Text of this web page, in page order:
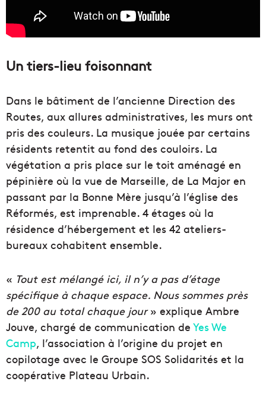
Un tiers-lieu foisonnant
Dans le bâtiment de l’ancienne Direction des
Routes, aux allures administratives, les murs ont
pris des couleurs. La musique jouée par certains
résidents retentit au fond des couloirs. La
végétation a pris place sur le toit aménagé en
pépinière où la vue de Marseille, de La Major en
passant par la Bonne Mère jusqu’à l’église des
Réformés, est imprenable. 4 étages où la
résidence d’hébergement et les 42 ateliers-
bureaux cohabitent ensemble.
« Tout est mélangé ici, il n’y a pas d’étage
spécifique à chaque espace. Nous sommes près
de 200 au total chaque jour» explique Ambre
Jouve, chargé de communication de Yes We
Camp, l’association à l’origine du projet en
copilotage avec le Groupe SOS Solidarités et la
coopérative Plateau Urbain.